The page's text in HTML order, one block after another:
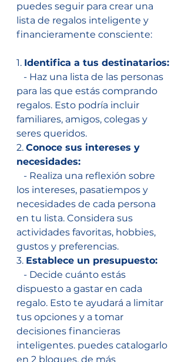
puedes seguir para crear una
lista de regalos inteligente y
financieramente consciente:
1. Identifica a tus destinatarios:
para las que estás comprando
regalos. Esto podría incluir
familiares, amigos, colegas y
seres queridos.
2. Conoce sus intereses y
necesidades:
los intereses, pasatiempos y
necesidades de cada persona
en tu lista. Considera sus
actividades favoritas, hobbies,
gustos y preferencias.
3. Establece un presupuesto:
dispuesto a gastar en cada
regalo. Esto te ayudará a limitar
tus opciones y a tomar
decisiones financieras
inteligentes. puedes catalogarlo
en 2 bloques, de más